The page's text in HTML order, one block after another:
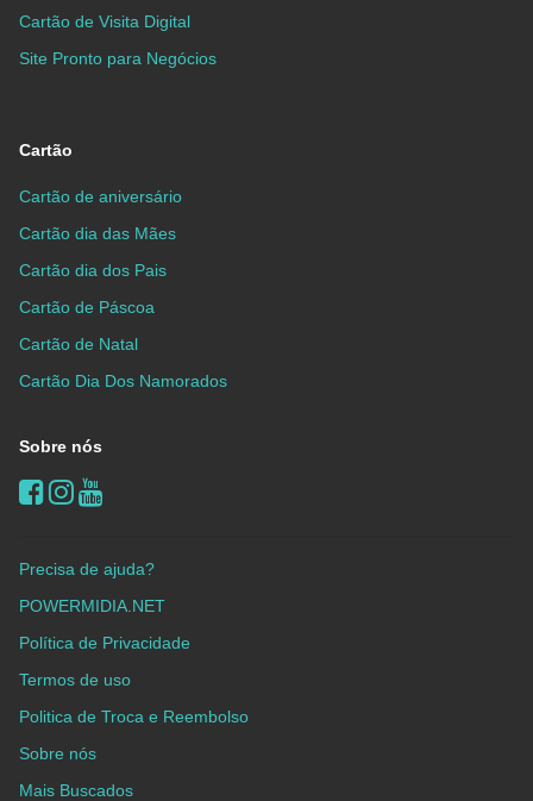
Cartão de Visita Digital
Site Pronto para Negócios
Cartão
Cartão de aniversário
Cartão dia das Mães
Cartão dia dos Pais
Cartão de Páscoa
Cartão de Natal
Cartão Dia Dos Namorados
Sobre nós
Precisa de ajuda?
POWERMIDIA.NET
Política de Privacidade
Termos de uso
Politica de Troca e Reembolso
Sobre nós
Mais Buscados